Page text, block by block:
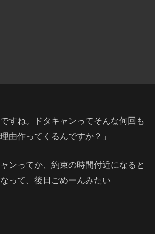
すね。ドタキャンってそんな何回も
由作ってくるんですか？」
ンってか、約束の時間付近になると
って、後日ごめーんみたい